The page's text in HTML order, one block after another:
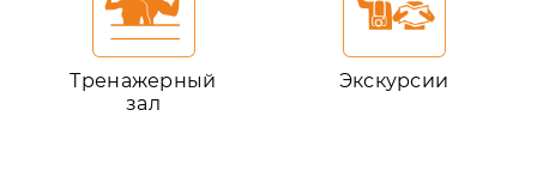
Тренажерный
зал
Экскурсии